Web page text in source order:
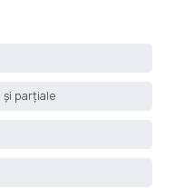
parțiale